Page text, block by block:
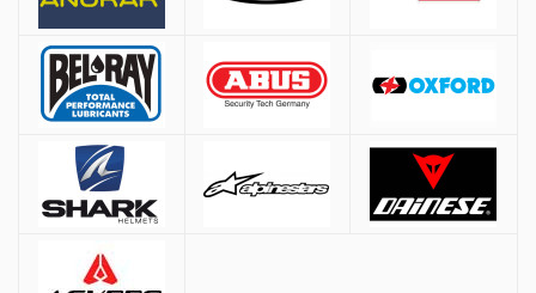
Δωρεάν μεταφορικά για παραγγελίες άνω των
* Εξαιρούνται βαριά/ογκώδη προϊόντα (π.χ. μπαγκαζιέρες), όπου η χρέωση
γίνεται βάσει βάρους ανεξαρτήτως ποσού.
Τρόποι Πληρωμής
PayPal